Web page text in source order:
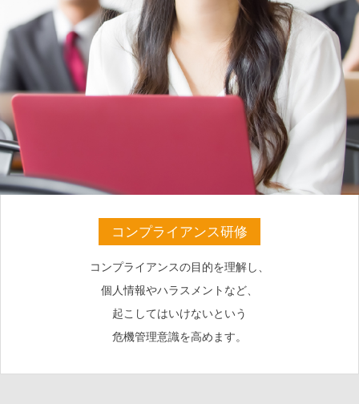
コンプライアンス研修
コンプライアンスの目的を理解し、
個人情報やハラスメントなど、
起こしてはいけないという
危機管理意識を高めます。